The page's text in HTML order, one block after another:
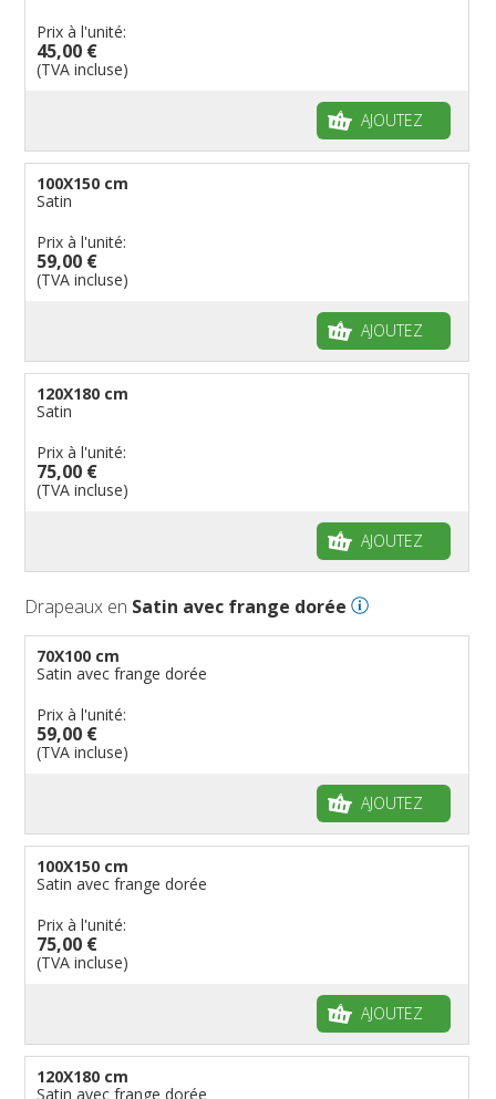
Prix à l'unité:
45,00 €
(TVA incluse)
AJOUTEZ
100X150 cm
Satin
Prix à l'unité:
59,00 €
(TVA incluse)
AJOUTEZ
120X180 cm
Satin
Prix à l'unité:
75,00 €
(TVA incluse)
AJOUTEZ
Drapeaux en Satin avec frange dorée
70X100 cm
Satin avec frange dorée
Prix à l'unité:
59,00 €
(TVA incluse)
AJOUTEZ
100X150 cm
Satin avec frange dorée
Prix à l'unité:
75,00 €
(TVA incluse)
AJOUTEZ
120X180 cm
Satin avec frange dorée